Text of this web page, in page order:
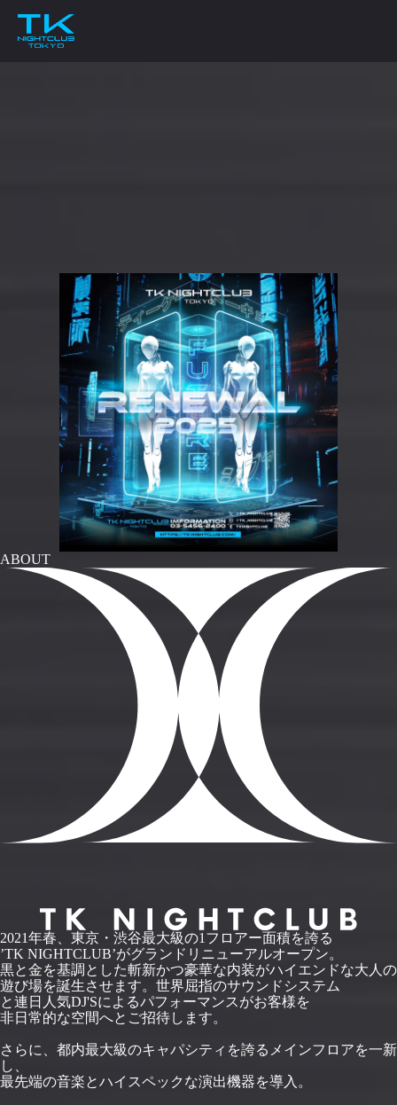
ABOUT
2021年春、東京・渋谷最大級の1フロアー面積を誇る
’TK NIGHTCLUB’がグランドリニューアルオープン。
黒と金を基調とした斬新かつ豪華な内装がハイエンドな大人の
遊び場を誕生させます。世界屈指のサウンドシステム
と連日人気DJ'Sによるパフォーマンスがお客様を
非日常的な空間へとご招待します。
さらに、都内最大級のキャパシティを誇るメインフロアを一新
し、
最先端の音楽とハイスペックな演出機器を導入。